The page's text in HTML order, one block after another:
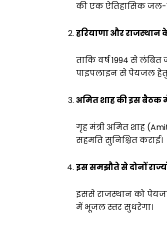
की एक ऐतिहासिक जल-
हरियाणा और राजस्थान
ताकि वर्ष 1994 से
पाइपलाइन से पेयजल हेतु
अमित शाह की इस बैठक
गृह मंत्री अमित शाह
सहमति सुनिश्चित कराई।
इस समझौते से दोनों
इससे राजस्थान को
में भूजल स्तर सुधरेगा।